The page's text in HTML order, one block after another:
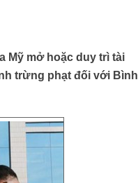
Mỹ mở hoặc duy trì tài
trừng phạt đối với Bình